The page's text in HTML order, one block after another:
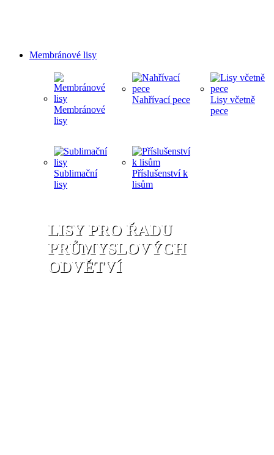
Membránové lisy
Membránové
lisy
Nahřívací pece
Lisy včetně
pece
Sublimační
lisy
Příslušenství k
lisům
LISY PRO ŘADU
PRŮMYSLOVÝCH
ODVĚTVÍ